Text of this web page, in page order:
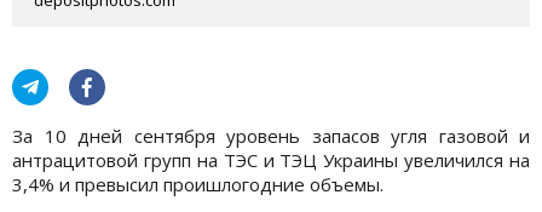
За 10 дней сентября уровень запасов угля газовой и
антрацитовой групп на ТЭС и ТЭЦ Украины увеличился на
3,4% и превысил проишлогодние объемы.